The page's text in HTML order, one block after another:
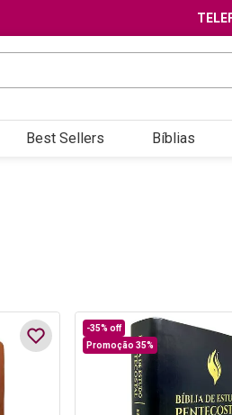
Best Sellers Bíblias
-35% off
Promoção 35%